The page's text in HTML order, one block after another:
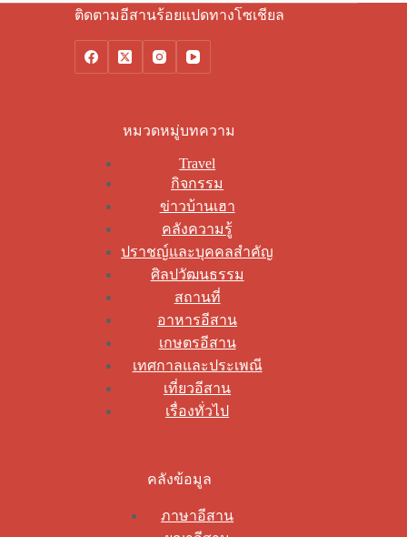
ติดตามอีสานร้อยแปดทางโซเชียล
หมวดหมู่บทความ
Travel
กิจกรรม
ข่าวบ้านเฮา
คลังความรู้
ปราชญ์และบุคคลสำคัญ
ศิลปวัฒนธรรม
สถานที่
อาหารอีสาน
เกษตรอีสาน
เทศกาลและประเพณี
เที่ยวอีสาน
เรื่องทั่วไป
คลังข้อมูล
ภาษาอีสาน